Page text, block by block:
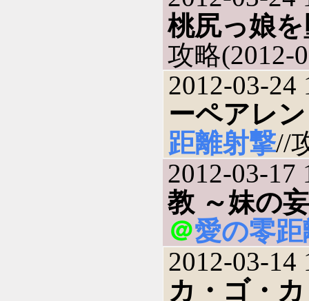
桃尻っ娘
攻略(2012-
2012-03-24
ーペアレ
距離射撃//
2012-03-17
教 ～妹の
＠愛の零
2012-03-14
カ・ゴ・